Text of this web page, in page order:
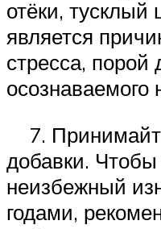
отёки, тусклый
является
стресса, порой
осознаваемого
7.
добавки.
неизбежный
годами,